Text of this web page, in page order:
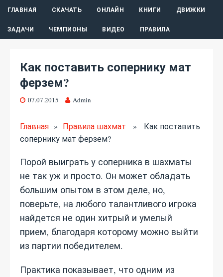
ГЛАВНАЯ СКАЧАТЬ ОНЛАЙН КНИГИ ДВИЖКИ
ЗАДАЧИ ЧЕМПИОНЫ ВИДЕО ПРАВИЛА
Как поставить сопернику мат
ферзем?
07.07.2015 Admin
Главная » Правила шахмат » Как поставить
сопернику мат ферзем?
Порой выиграть у соперника в шахматы
не так уж и просто. Он может обладать
большим опытом в этом деле, но,
поверьте, на любого талантливого игрока
найдется не один хитрый и умелый
прием, благодаря которому можно выйти
из партии победителем.
Практика показывает, что одним из